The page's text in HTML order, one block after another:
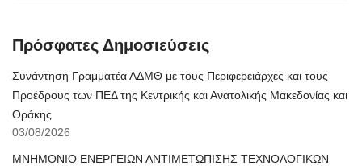
Πρόσφατες Δημοσιεύσεις
Συνάντηση Γραμματέα ΑΔΜΘ με τους Περιφερειάρχες και τους
Προέδρους των ΠΕΔ της Κεντρικής και Ανατολικής Μακεδονίας και
Θράκης
03/08/2026
ΜΝΗΜΟΝΙΟ ΕΝΕΡΓΕΙΩΝ ΑΝΤΙΜΕΤΩΠΙΣΗΣ ΤΕΧΝΟΛΟΓΙΚΩΝ